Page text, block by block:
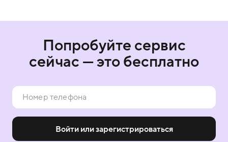
Попробуйте сервис
сейчас — это бесплатно
Войти или зарегистрироваться